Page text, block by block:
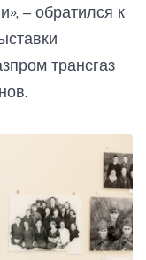
– обратился к
трансгаз